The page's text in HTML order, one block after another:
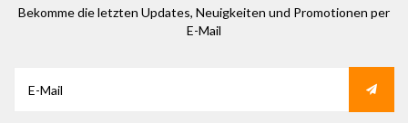
Bekomme die letzten Updates, Neuigkeiten und Promotionen per
E-Mail